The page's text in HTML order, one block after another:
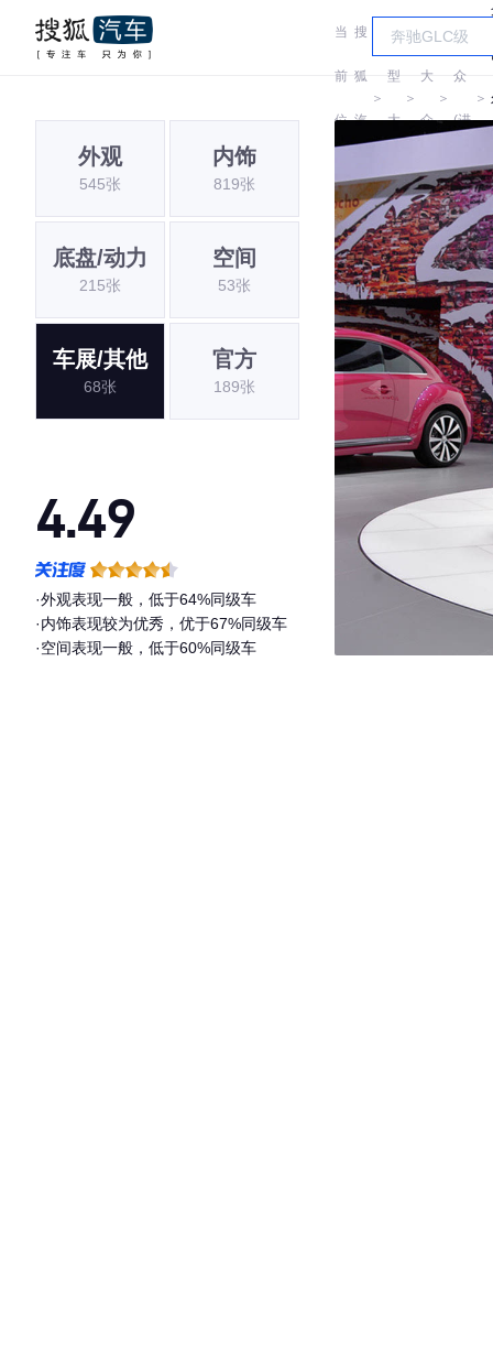
当
前
位
搜
狐
汽
＞
车
型
大
＞
大
众
＞
大
众
(进
口)
＞
外观
545张
内饰
819张
底盘/动力
215张
空间
53张
车展/其他
68张
官方
189张
4.49
·外观表现一般，低于64%同级车
·内饰表现较为优秀，优于67%同级车
·空间表现一般，低于60%同级车